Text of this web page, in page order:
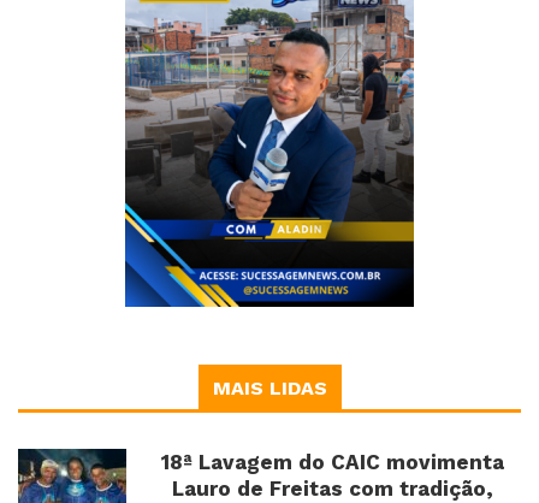
MAIS LIDAS
18ª Lavagem do CAIC movimenta
Lauro de Freitas com tradição,